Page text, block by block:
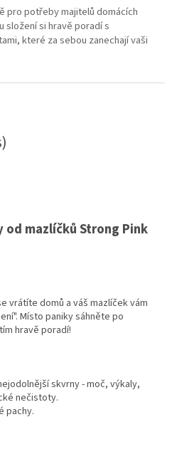
pro potřeby majitelů domácích
složení si hravě poradí s
které za sebou zanechají vaši
od mazlíčků Strong Pink
vrátíte domů a váš mazlíček vám
Místo paniky sáhněte po
hravě poradí!
skvrny - moč, výkaly,
nečistoty.
pachy.